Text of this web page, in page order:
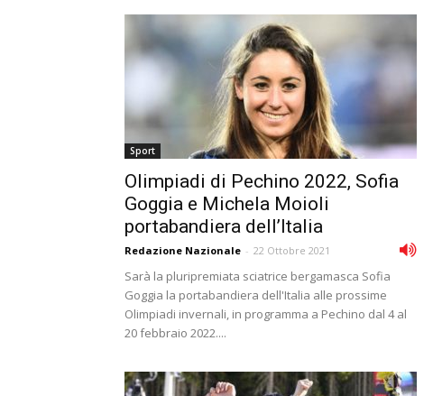
Sport
Olimpiadi di Pechino 2022, Sofia
Goggia e Michela Moioli
portabandiera dell’Italia
Redazione Nazionale - 22 Ottobre 2021
Sarà la pluripremiata sciatrice bergamasca Sofia
Goggia la portabandiera dell'Italia alle prossime
Olimpiadi invernali, in programma a Pechino dal 4 al
20 febbraio 2022....